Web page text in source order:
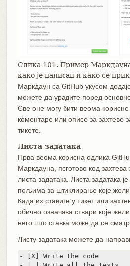
Слика 101. Пример
како је написан и како се
Маркдаун са GitHub укусом
можете да урадите поред
Све оне могу бити веома корисне
коментаре или описе за захтеве
тикете.
Листа задатака
Прва веома корисна одлика
Маркдауна, поготово код захтева
листа задатака. Листа задатака
пољима за штиклирање које
Када их ставите у тикет или
обично означава ствари које
него што ставка може да се
Листу задатака можете да
- [X] Write the code